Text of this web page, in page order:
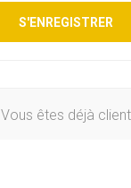
Vous êtes déjà client